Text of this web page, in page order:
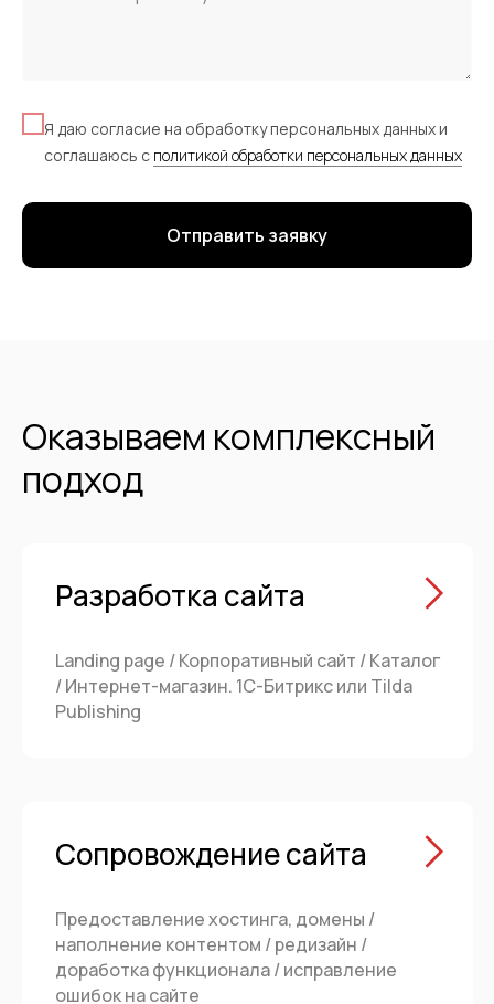
Я даю согласие на обработку персональных данных и
соглашаюсь c политикой обработки персональных данных
Отправить заявку
Оказываем комплексный
подход
Разработка сайта
Landing page / Корпоративный сайт / Каталог
/ Интернет-магазин. 1С-Битрикс или Tilda
Publishing
Сопровождение сайта
Предоставление хостинга, домены /
наполнение контентом / редизайн /
доработка функционала / исправление
ошибок на сайте